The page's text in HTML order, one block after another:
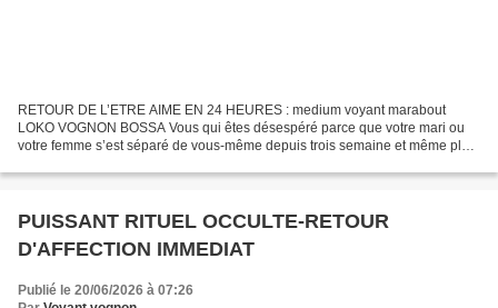
RETOUR DE L’ETRE AIME EN 24 HEURES : medium voyant marabout
LOKO VOGNON BOSSA Vous qui êtes désespéré parce que votre mari ou
votre femme s’est séparé de vous-même depuis trois semaine et même plus.
PUISSANT RITUEL OCCULTE-RETOUR
D'AFFECTION IMMEDIAT
Publié le 20/06/2026 à 07:26